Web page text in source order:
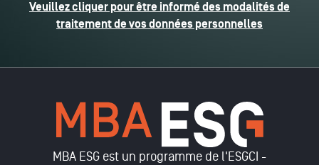
Veuillez cliquer pour être informé des modalités de
traitement de vos données personnelles
MBA ESG est un programme de l'ESGCI -